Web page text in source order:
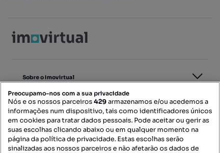
Sobre o Imovirtual
Para Profissionais
Notícias
Preocupamo-nos com a sua privacidade
Nós e os nossos parceiros429armazenamos e/ou acedemos a
informações num dispositivo, tais como identificadores únicos
em cookies para tratar dados pessoais. Pode aceitar ou gerir as
suas escolhas clicando abaixo ou em qualquer momento na
página da política de privacidade. Estas escolhas serão
sinalizadas aos nossos parceiros e não afetarão os dados de